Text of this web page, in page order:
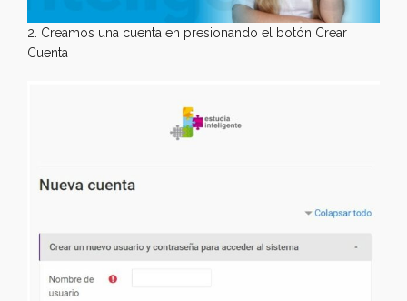
2. Creamos una cuenta en presionando el botón Crear
Cuenta